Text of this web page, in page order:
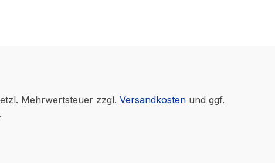
Mehrwertsteuer zzgl. Versandkostenund ggf.